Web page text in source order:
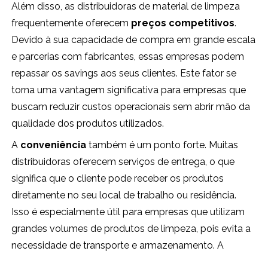
Além disso, as distribuidoras de material de limpeza
frequentemente oferecem preços competitivos.
Devido à sua capacidade de compra em grande escala
e parcerias com fabricantes, essas empresas podem
repassar os savings aos seus clientes. Este fator se
torna uma vantagem significativa para empresas que
buscam reduzir custos operacionais sem abrir mão da
qualidade dos produtos utilizados.
A conveniência também é um ponto forte. Muitas
distribuidoras oferecem serviços de entrega, o que
significa que o cliente pode receber os produtos
diretamente no seu local de trabalho ou residência.
Isso é especialmente útil para empresas que utilizam
grandes volumes de produtos de limpeza, pois evita a
necessidade de transporte e armazenamento. A